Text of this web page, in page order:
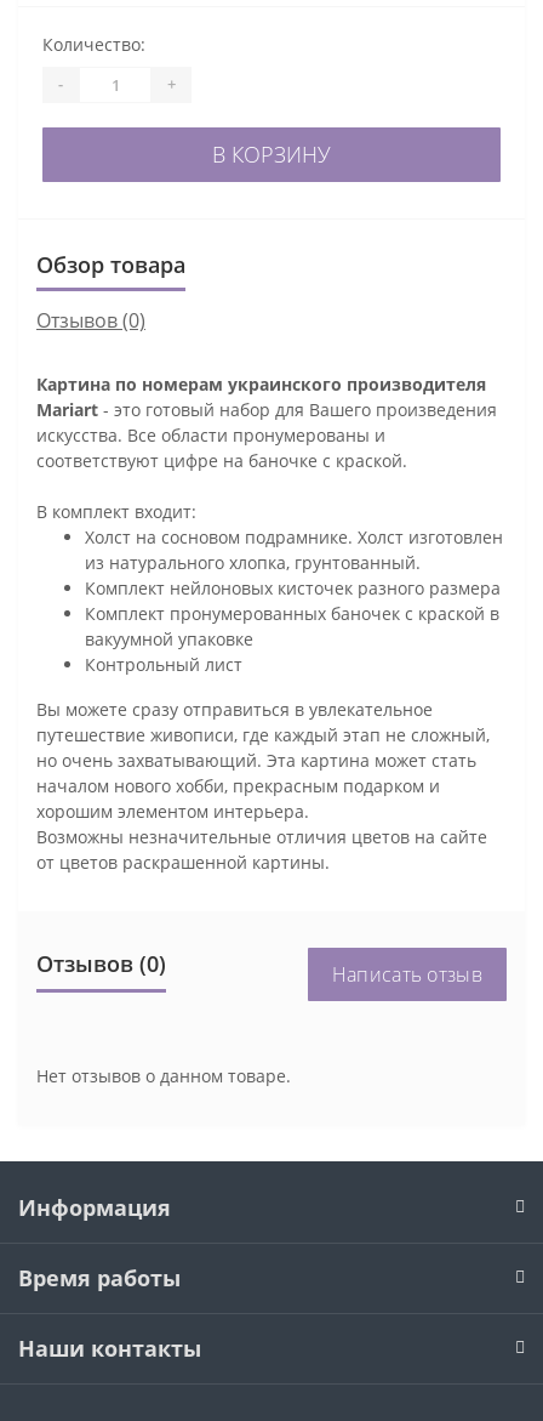
Количество:
- +
В КОРЗИНУ
Обзор товара
Отзывов (0)
Картина по номерам украинского производителя
Mariart - это готовый набор для Вашего произведения
искусства. Все области пронумерованы и
соответствуют цифре на баночке с краской.
В комплект входит:
Холст на сосновом подрамнике. Холст изготовлен
из натурального хлопка, грунтованный.
Комплект нейлоновых кисточек разного размера
Комплект пронумерованных баночек с краской в
вакуумной упаковке
Контрольный лист
Вы можете сразу отправиться в увлекательное
путешествие живописи, где каждый этап не сложный,
но очень захватывающий. Эта картина может стать
началом нового хобби, прекрасным подарком и
хорошим элементом интерьера.
Возможны незначительные отличия цветов на сайте
от цветов раскрашенной картины.
Отзывов (0) Написать отзыв
Нет отзывов о данном товаре.
Информация
Время работы
Наши контакты